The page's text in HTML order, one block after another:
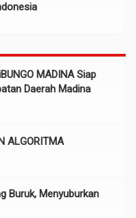
MADINA Siap
Daerah Madina
ALGORITMA
Buruk, Menyuburkan